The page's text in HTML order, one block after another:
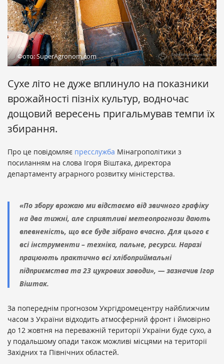
Фото: SuperAgronom.com
Сухе літо не дуже вплинуло на показники
врожайності пізніх культур, водночас
дощовий вересень пригальмував темпи їх
збирання.
Про це повідомляє пресслужба Мінагрополітики з
посиланням на слова Ігоря Віштака, директора
департаменту аграрного розвитку міністерства.
«По збору врожаю ми відстаємо від звичного графіку
на два тижні, але сприятливі метеопрогнози дають
впевненість, що все буде зібрано вчасно. Для цього є
всі інструменти – техніка, пальне, ресурси. Наразі
працюють практично всі хлібоприймальні
підприємства та 23 цукрових заводи», — зазначив Ігор
Віштак.
За попереднім прогнозом Укргідромецентру найближчим
часом з України відходить атмосферний фронт і ймовірно
до 12 жовтня на переважній території України буде сухо, а
у подальшому опади також можливі місцями на території
Західних та Північних областей.